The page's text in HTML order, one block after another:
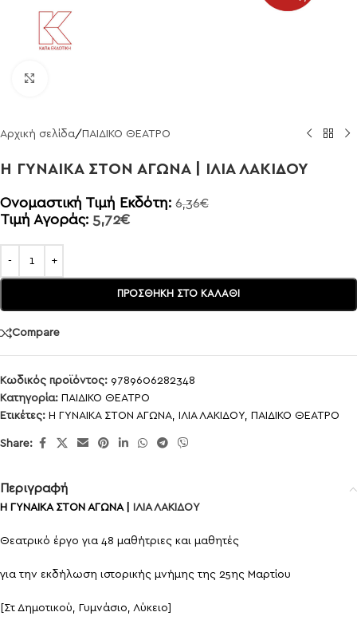
Αρχική σελίδα /ΠΑΙΔΙΚΟ ΘΕΑΤΡΟ
Η ΓΥΝΑΙΚΑ ΣΤΟΝ ΑΓΩΝΑ | ΙΛΙΑ ΛΑΚΙΔΟΥ
Ονομαστική Τιμή Εκδότη: 6,36€
Τιμή Αγοράς: 5,72€
ΠΡΟΣΘΉΚΗ ΣΤΟ ΚΑΛΆΘΙ
Compare
Κωδικός προϊόντος: 9789606282348
Κατηγορία: ΠΑΙΔΙΚΟ ΘΕΑΤΡΟ
Ετικέτες: Η ΓΥΝΑΙΚΑ ΣΤΟΝ ΑΓΩΝΑ ΙΛΙΑ ΛΑΚΙΔΟΥ ΠΑΙΔΙΚΟ ΘΕΑΤΡΟ
Share:
Περιγραφή
Η ΓΥΝΑΙΚΑ ΣΤΟΝ ΑΓΩΝΑ | ΙΛΙΑ ΛΑΚΙΔΟΥ
Θεατρικό έργο για 48 μαθήτριες και μαθητές
για την εκδήλωση ιστορικής μνήμης της 25ης Μαρτίου
[Στ Δημοτικού, Γυμνάσιο, Λύκειο]